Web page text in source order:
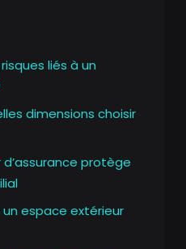
liés à un
dimensions choisir
protège
espace extérieur